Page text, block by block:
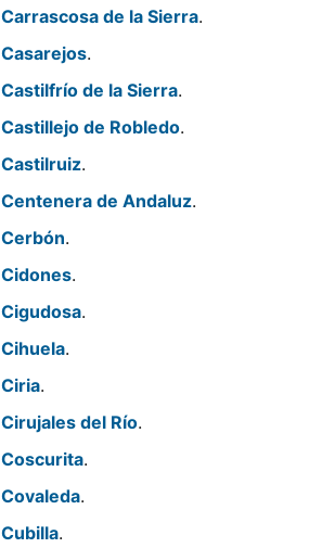
Carrascosa de la Sierra.
Casarejos.
Castilfrío de la Sierra.
Castillejo de Robledo.
Castilruiz.
Centenera de Andaluz.
Cerbón.
Cidones.
Cigudosa.
Cihuela.
Ciria.
Cirujales del Río.
Coscurita.
Covaleda.
Cubilla.